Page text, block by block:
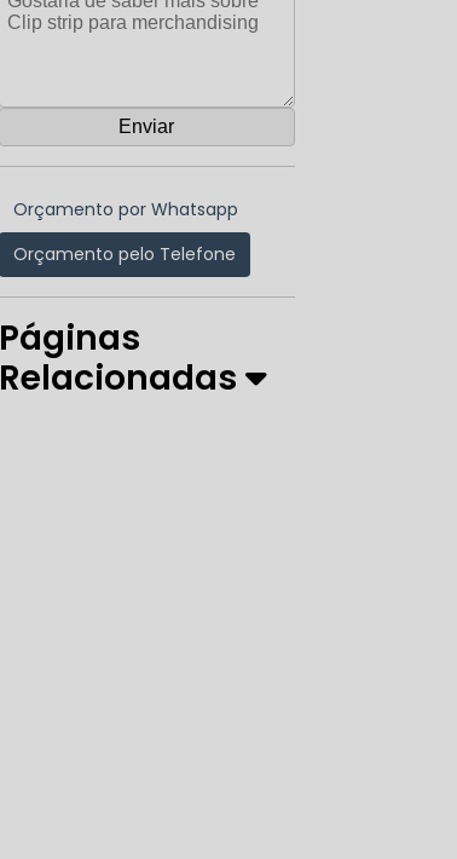
Orçamento por Whatsapp
Orçamento pelo Telefone
Páginas
Relacionadas